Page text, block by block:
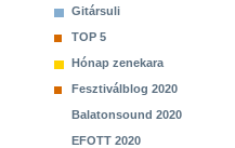
Gitársuli
TOP 5
Hónap zenekara
Fesztiválblog 2020
Balatonsound 2020
EFOTT 2020